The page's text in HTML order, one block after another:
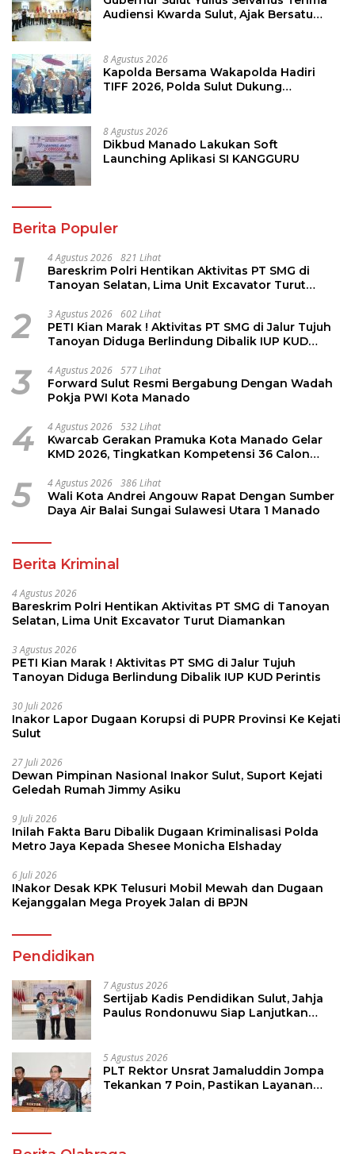
Audiensi Kwarda Sulut, Ajak Bersatu
8 Agustus 2026
Kapolda Bersama Wakapolda Hadiri
TIFF 2026, Polda Sulut Dukung
8 Agustus 2026
Dikbud Manado Lakukan Soft
Launching Aplikasi SI KANGGURU
Berita Populer
1 4 Agustus 2026 821 Lihat
Bareskrim Polri Hentikan Aktivitas PT SMG di
Tanoyan Selatan, Lima Unit Excavator Turut
2 3 Agustus 2026 602 Lihat
PETI Kian Marak ! Aktivitas PT SMG di Jalur Tujuh
Tanoyan Diduga Berlindung Dibalik IUP KUD
3 4 Agustus 2026 577 Lihat
Forward Sulut Resmi Bergabung Dengan Wadah
Pokja PWI Kota Manado
4 4 Agustus 2026 532 Lihat
Kwarcab Gerakan Pramuka Kota Manado Gelar
KMD 2026, Tingkatkan Kompetensi 36 Calon
5 4 Agustus 2026 386 Lihat
Wali Kota Andrei Angouw Rapat Dengan Sumber
Daya Air Balai Sungai Sulawesi Utara 1 Manado
Berita Kriminal
4 Agustus 2026
Bareskrim Polri Hentikan Aktivitas PT SMG di Tanoyan
Selatan, Lima Unit Excavator Turut Diamankan
3 Agustus 2026
PETI Kian Marak ! Aktivitas PT SMG di Jalur Tujuh
Tanoyan Diduga Berlindung Dibalik IUP KUD Perintis
30 Juli 2026
Inakor Lapor Dugaan Korupsi di PUPR Provinsi Ke Kejati
Sulut
27 Juli 2026
Dewan Pimpinan Nasional Inakor Sulut, Suport Kejati
Geledah Rumah Jimmy Asiku
9 Juli 2026
Inilah Fakta Baru Dibalik Dugaan Kriminalisasi Polda
Metro Jaya Kepada Shesee Monicha Elshaday
6 Juli 2026
INakor Desak KPK Telusuri Mobil Mewah dan Dugaan
Kejanggalan Mega Proyek Jalan di BPJN
Pendidikan
7 Agustus 2026
Sertijab Kadis Pendidikan Sulut, Jahja
Paulus Rondonuwu Siap Lanjutkan
5 Agustus 2026
PLT Rektor Unsrat Jamaluddin Jompa
Tekankan 7 Poin, Pastikan Layanan